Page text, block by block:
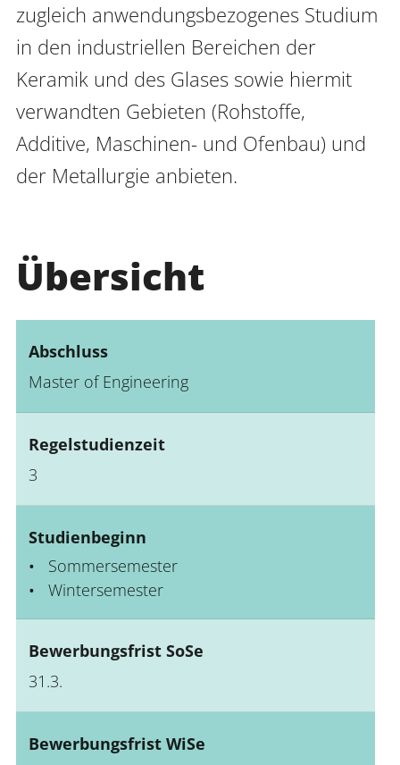
zugleich anwendungsbezogenes Studium
in den industriellen Bereichen der
Keramik und des Glases sowie hiermit
verwandten Gebieten (Rohstoffe,
Additive, Maschinen- und Ofenbau) und
der Metallurgie anbieten.
Übersicht
Abschluss
Master of Engineering
Regelstudienzeit
3
Studienbeginn
Sommersemester
Wintersemester
Bewerbungsfrist SoSe
31.3.
Bewerbungsfrist WiSe
Anmelden Impressum Datenschutz